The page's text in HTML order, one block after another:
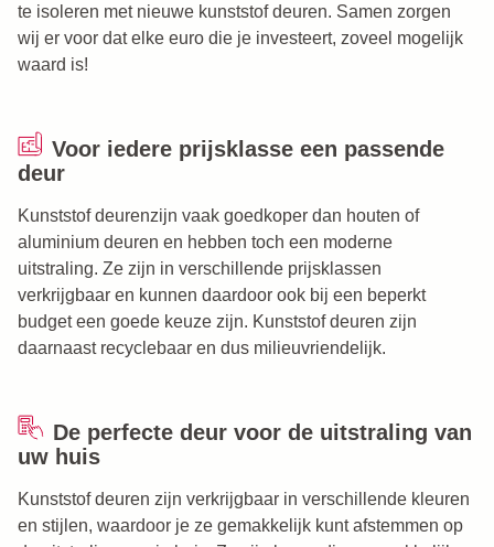
te isoleren met nieuwe kunststof deuren. Samen zorgen
wij er voor dat elke euro die je investeert, zoveel mogelijk
waard is!
Voor iedere prijsklasse een passende
deur
Kunststof deurenzijn vaak goedkoper dan houten of
aluminium deuren en hebben toch een moderne
uitstraling. Ze zijn in verschillende prijsklassen
verkrijgbaar en kunnen daardoor ook bij een beperkt
budget een goede keuze zijn. Kunststof deuren zijn
daarnaast recyclebaar en dus milieuvriendelijk.
De perfecte deur voor de uitstraling van
uw huis
Kunststof deuren zijn verkrijgbaar in verschillende kleuren
en stijlen, waardoor je ze gemakkelijk kunt afstemmen op